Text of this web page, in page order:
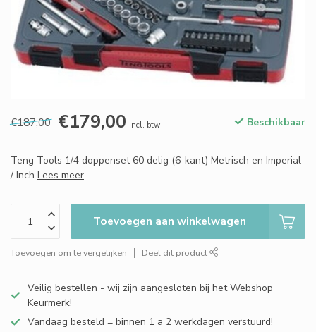
€187,00 €179,00 Incl. btw Beschikbaar
Teng Tools 1/4 doppenset 60 delig (6-kant) Metrisch en Imperial
/ Inch Lees meer.
Toevoegen aan winkelwagen
Toevoegen om te vergelijken Deel dit product
Veilig bestellen - wij zijn aangesloten bij het Webshop
Keurmerk!
Vandaag besteld = binnen 1 a 2 werkdagen verstuurd!